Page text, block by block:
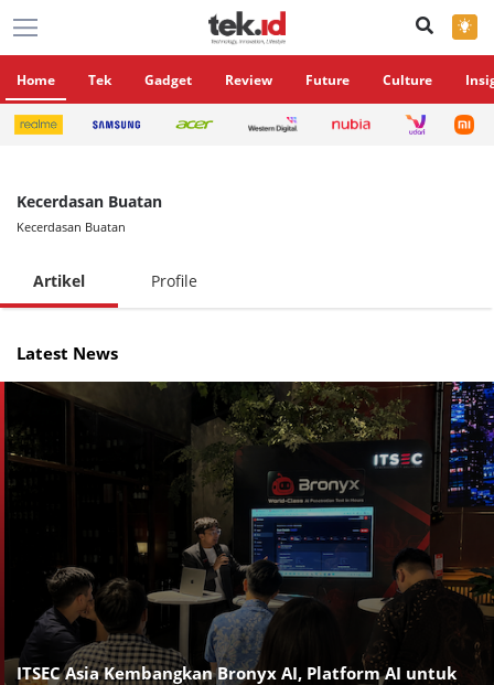
×
Home Tek Gadget Review Future Culture
Kecerdasan Buatan
Kecerdasan Buatan
Artikel Profile
Latest News
ITSEC Asia Kembangkan Bronyx AI, Platform AI untuk